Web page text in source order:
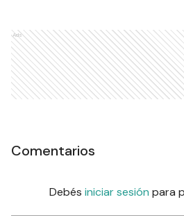
Ads
Comentarios
Debés iniciar sesión para